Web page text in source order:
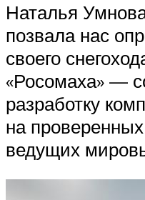
Наталья
позвала нас
своего
«Росомаха» —
разработку
на
ведущих